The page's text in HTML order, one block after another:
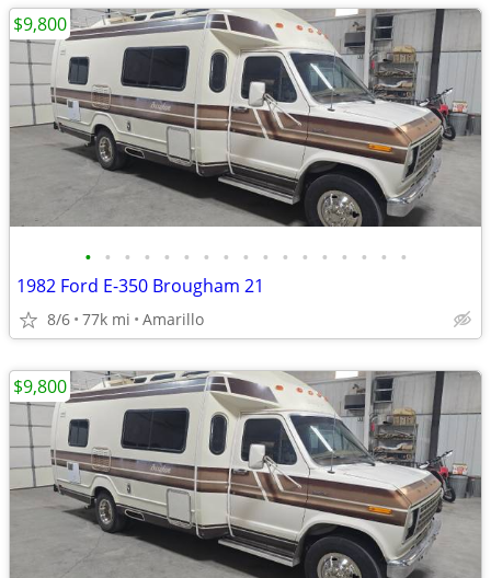
• • • • • • • • • • • • • • • • •
1982 Ford E-350 Brougham 21
8/6 77k mi Amarillo
$9,800
$9,800